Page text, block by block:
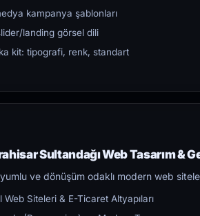
kampanya şablonları
landing görsel dili
kit: tipografi, renk, standart
Sultandağı Web Tasarım &
ve dönüşüm odaklı modern web
Web Siteleri & E-Ticaret Altyapıları